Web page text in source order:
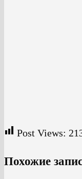
Post Views:
Похожие